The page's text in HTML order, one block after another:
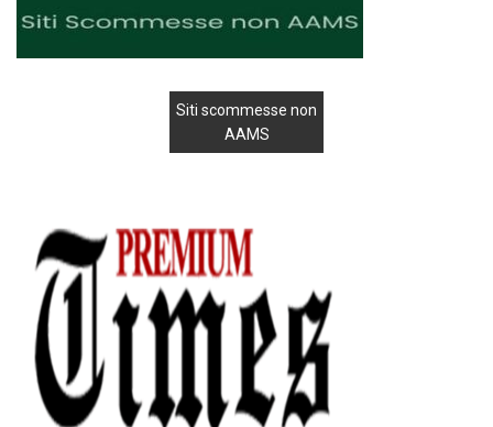
Siti scommesse non
AAMS